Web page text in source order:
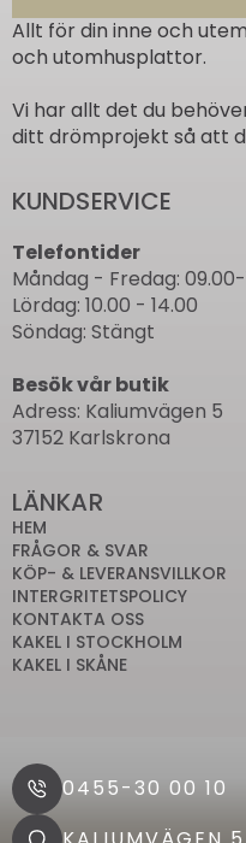
Allt för din inne och
och utomhusplattor.
Vi har allt det du
ditt drömprojekt så att
KUNDSERVICE
Telefontider
Måndag - Fredag: 09.00-
Lördag: 10.00 - 14.00
Söndag: Stängt
Besök vår butik
Adress: Kaliumvägen 5
37152 Karlskrona
LÄNKAR
HEM
FRÅGOR & SVAR
KÖP- & LEVERANSVILLKOR
INTERGRITETSPOLICY
KONTAKTA OSS
KAKEL I STOCKHOLM
KAKEL I SKÅNE
0455-30 00 10